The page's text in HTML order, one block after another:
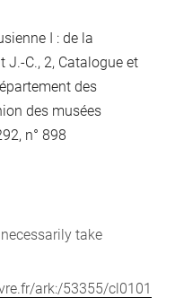
I : de la
J.-C., 2, Catalogue et
des
des musées
n° 898
take
ark:/53355/cl0101